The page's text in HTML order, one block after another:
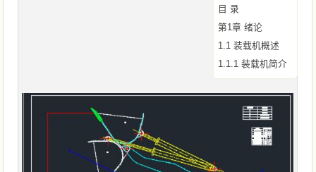
目 录
第1章 绪论
1.1 装载机概述
1.1.1 装载机简介